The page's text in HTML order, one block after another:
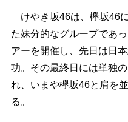
けやき坂46は、欅坂46
た妹分的なグループであ
アーを開催し、先日は日
功。その最終日には単独
れ、いまや欅坂46と肩を
る。